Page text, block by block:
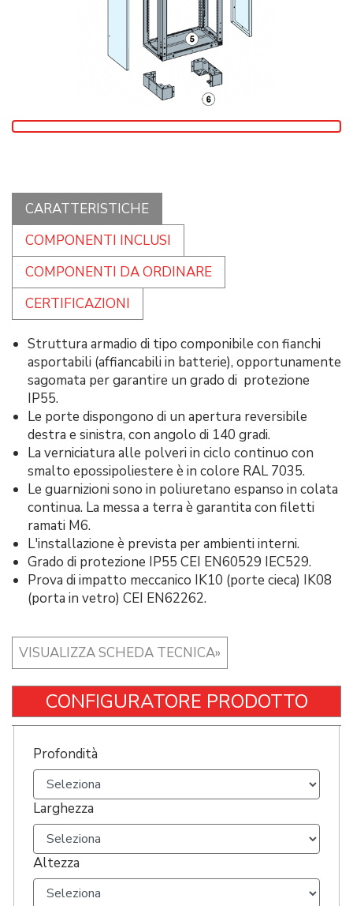
CARATTERISTICHE
COMPONENTI INCLUSI
COMPONENTI DA ORDINARE
CERTIFICAZIONI
Struttura armadio di tipo componibile con fianchi
asportabili (affiancabili in batterie), opportunamente
sagomata per garantire un grado di protezione
IP55.
Le porte dispongono di un apertura reversibile
destra e sinistra, con angolo di 140 gradi.
La verniciatura alle polveri in ciclo continuo con
smalto epossipoliestere è in colore RAL 7035.
Le guarnizioni sono in poliuretano espanso in colata
continua. La messa a terra è garantita con filetti
ramati M6.
L'installazione è prevista per ambienti interni.
Grado di protezione IP55 CEI EN60529 IEC529.
Prova di impatto meccanico IK10 (porte cieca) IK08
(porta in vetro) CEI EN62262.
VISUALIZZA SCHEDA TECNICA»
CONFIGURATORE PRODOTTO
Profondità
Larghezza
Altezza